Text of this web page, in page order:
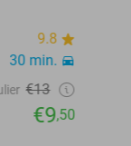
9.8
30 min.
€13
€9,50